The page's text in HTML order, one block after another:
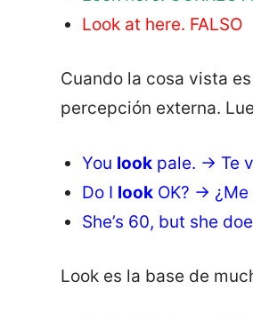
Look at here. FALSO
Cuando la cosa vista
percepción externa.
You lookpale. → Te
Do I lookOK? → ¿Me
She’s 60, but she
Look es la base de